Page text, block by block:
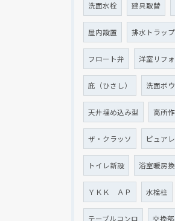
洗面水栓 建具取替
屋内設置 排水トラップ
フロート弁 洋室リフ
庇（ひさし） 洗面ボ
天井埋め込み型 高所
ザ・クラッソ ピュア
トイレ新設 浴室暖房
ＹＫＫ ＡＰ 水栓柱
テーブルコンロ 交換